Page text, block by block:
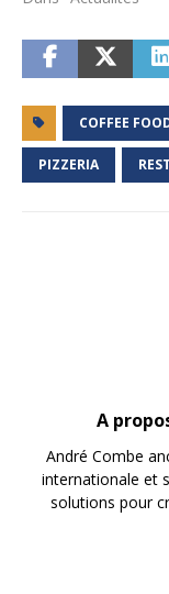
COFFEE
PIZZERIA
A
André Combe
internationale et
solutions pour